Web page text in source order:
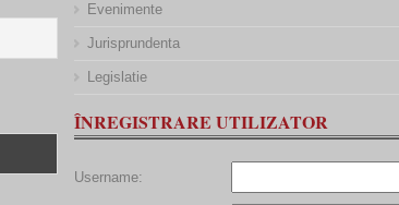
Evenimente
Jurisprundenta
Legislatie
ÎNREGISTRARE UTILIZATOR
Username: